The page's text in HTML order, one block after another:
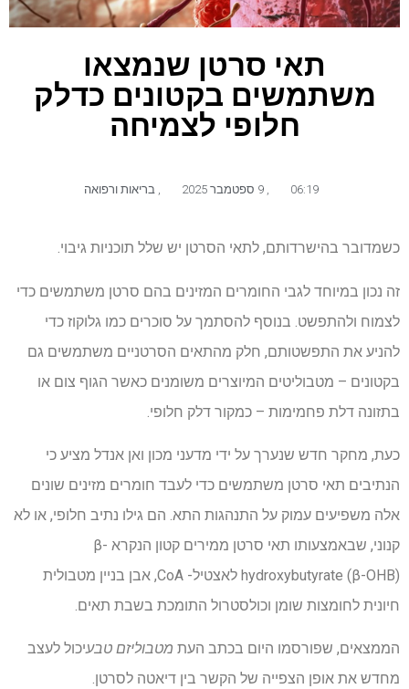
תאי סרטן שנמצאו
משתמשים בקטונים כדלק
חלופי לצמיחה
06:19 9 ספטמבר 2025 בריאות ורפואה
כשמדובר בהישרדותם, לתאי הסרטן יש שלל תוכניות גיבוי.
זה נכון במיוחד לגבי החומרים המזינים בהם סרטן משתמשים כדי
לצמוח ולהתפשט. בנוסף להסתמך על סוכרים כמו גלוקוז כדי
להניע את התפשטותם, חלק מהתאים הסרטניים משתמשים גם
בקטונים – מטבוליטים המיוצרים משומנים כאשר הגוף צום או
בתזונה דלת פחמימות – כמקור דלק חלופי.
כעת, מחקר חדש שנערך על ידי מדעני מכון ואן אנדל מציע כי
הנתיבים תאי סרטן משתמשים כדי לעבד חומרים מזינים שונים
אלה משפיעים עמוק על התנהגות התא. הם גילו נתיב חלופי, או לא
קנוני, שבאמצעותו תאי סרטן ממירים קטון הנקרא β-
hydroxybutyrate (β-OHB) לאצטיל- CoA, אבן בניין מטבולית
חיונית לחומצות שומן וכולסטרול התומכת בשבת תאים.
הממצאים, שפורסמו היום בכתב העת מטבוליזם טבעיכול לעצב
מחדש את אופן הצפייה של הקשר בין דיאטה לסרטן.